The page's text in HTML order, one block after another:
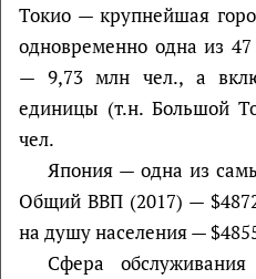
Токио — крупнейшая
одновременно одна из
— 9,73 млн чел., а
единицы (т.н. Большой
чел.
Япония — одна из
Общий ВВП (2017) —
на душу населения —
Сфера